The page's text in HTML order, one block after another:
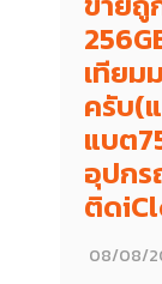
เทียม
ครับ(
แบต
อุปกร
ติด
08/08/